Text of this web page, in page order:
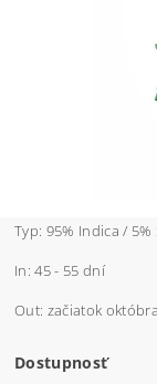
Typ: 95% Indica / 5%
In: 45 - 55 dní
Out: začiatok októbra
Dostupnosť